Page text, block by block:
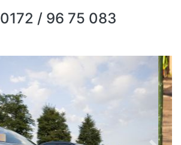
0172 / 96 75 083